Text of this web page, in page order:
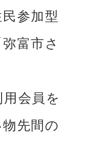
参加型
富市さ
会員を
先間の